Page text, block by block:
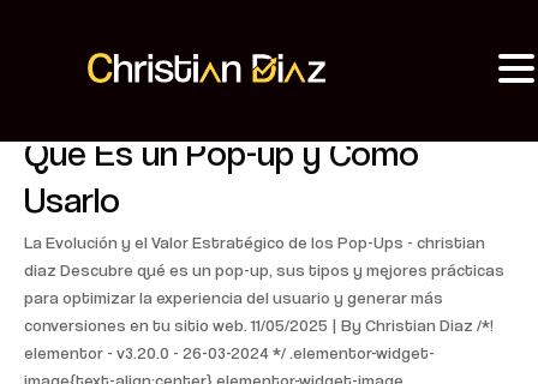
Qué Es un Pop-up y Cómo
Usarlo
La Evolución y el Valor Estratégico de los Pop-Ups - christian
diaz Descubre qué es un pop-up, sus tipos y mejores prácticas
para optimizar la experiencia del usuario y generar más
conversiones en tu sitio web. 11/05/2025 | By Christian Diaz /*!
elementor - v3.20.0 - 26-03-2024 */ .elementor-widget-
image{text-align:center}.elementor-widget-image